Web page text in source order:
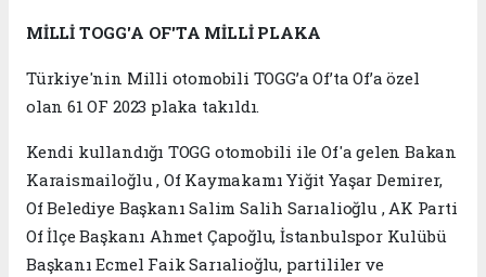
MİLLİ TOGG'A OF'TA MİLLİ PLAKA
Türkiye'nin Milli otomobili TOGG’a Of’ta Of’a özel
olan 61 OF 2023 plaka takıldı.
Kendi kullandığı TOGG otomobili ile Of'a gelen Bakan
Karaismailoğlu , Of Kaymakamı Yiğit Yaşar Demirer,
Of Belediye Başkanı Salim Salih Sarıalioğlu , AK Parti
Of İlçe Başkanı Ahmet Çapoğlu, İstanbulspor Kulübü
Başkanı Ecmel Faik Sarıalioğlu, partililer ve